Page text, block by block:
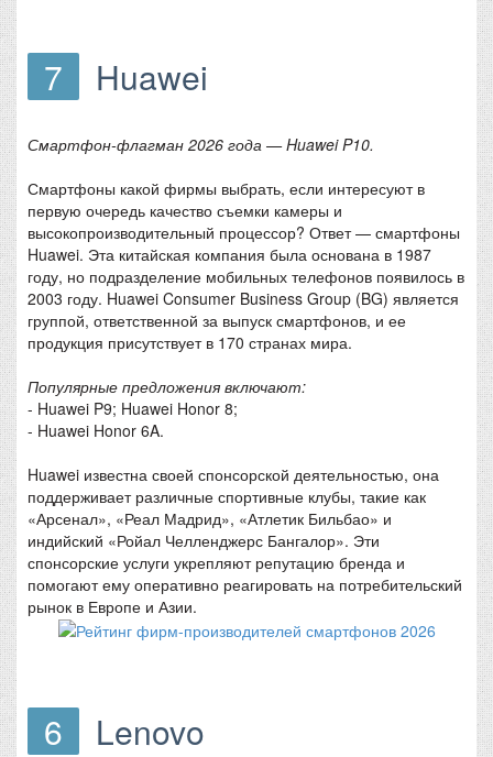
7 Huawei
Смартфон-флагман 2026 года — Huawei P10.
Смартфоны какой фирмы выбрать, если интересуют в
первую очередь качество съемки камеры и
высокопроизводительный процессор? Ответ — смартфоны
Huawei. Эта китайская компания была основана в 1987
году, но подразделение мобильных телефонов появилось в
2003 году. Huawei Consumer Business Group (BG) является
группой, ответственной за выпуск смартфонов, и ее
продукция присутствует в 170 странах мира.
Популярные предложения включают:
- Huawei P9; Huawei Honor 8;
- Huawei Honor 6A.
Huawei известна своей спонсорской деятельностью, она
поддерживает различные спортивные клубы, такие как
«Арсенал», «Реал Мадрид», «Атлетик Бильбао» и
индийский «Ройал Челленджерс Бангалор». Эти
спонсорские услуги укрепляют репутацию бренда и
помогают ему оперативно реагировать на потребительский
рынок в Европе и Азии.
6 Lenovo